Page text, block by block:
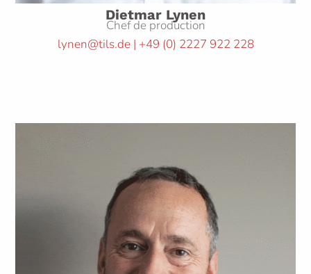
Dietmar Lynen
Chef de production
lynen@tils.de | +49 (0) 2227 922 228